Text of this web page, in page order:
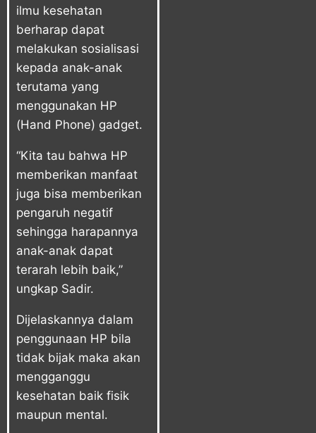
ilmu kesehatan
berharap dapat
melakukan sosialisasi
kepada anak-anak
terutama yang
menggunakan HP
(Hand Phone) gadget.
“Kita tau bahwa HP
memberikan manfaat
juga bisa memberikan
pengaruh negatif
sehingga harapannya
anak-anak dapat
terarah lebih baik,”
ungkap Sadir.
Dijelaskannya dalam
penggunaan HP bila
tidak bijak maka akan
mengganggu
kesehatan baik fisik
maupun mental.